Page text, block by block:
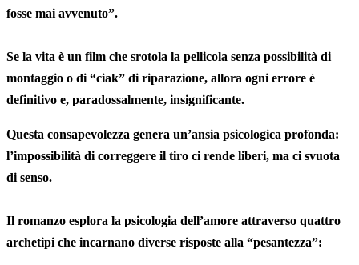
fosse mai avvenuto”.
Se la vita è un film che srotola la pellicola senza possibilità di
montaggio o di “ciak” di riparazione, allora ogni errore è
definitivo e, paradossalmente, insignificante.
Questa consapevolezza genera un’ansia psicologica profonda:
l’impossibilità di correggere il tiro ci rende liberi, ma ci svuota
di senso.
Il romanzo esplora la psicologia dell’amore attraverso quattro
archetipi che incarnano diverse risposte alla “pesantezza”: